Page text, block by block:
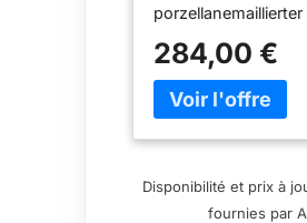
porzellanemaillierter
griller Boule et grille
maillierte
plastique
284,00 €
Disponibilité et prix à
fournies par